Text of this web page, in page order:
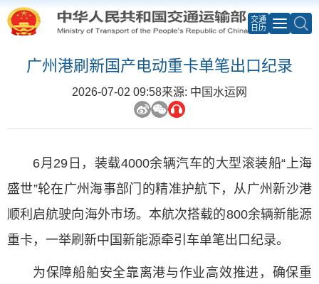
交通
日历
广州港刷新国产电动重卡单笔出口纪录
2026-07-02 09:58来源: 中国水运网
6月29日，装载4000余辆汽车的大型滚装船“上海
盛世”轮在广州海事部门的精准护航下，从广州新沙港
顺利启航驶向海外市场。本航次搭载的800余辆新能源
重卡，一举刷新中国新能源牵引车单笔出口纪录。
为保障船舶安全靠离港与作业高效推进，确保重